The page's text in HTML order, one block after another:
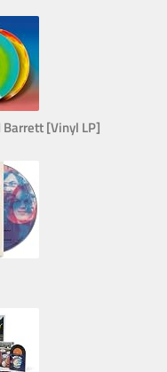
Barrett [Vinyl LP]